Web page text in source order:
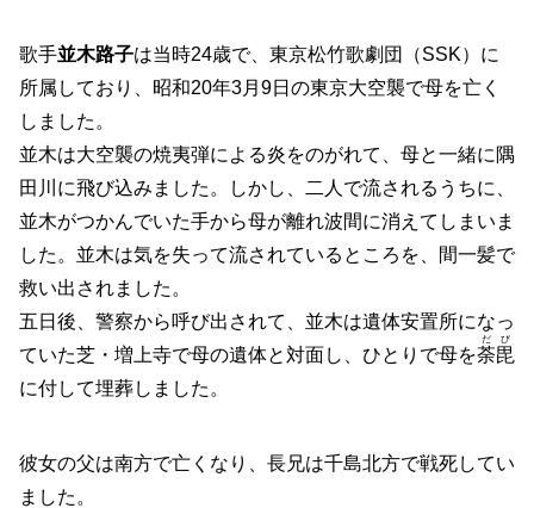
歌手並木路子は当時24歳で、東京松竹歌劇団（SSK）に
所属しており、昭和20年3月9日の東京大空襲で母を亡く
しました。
並木は大空襲の焼夷弾による炎をのがれて、母と一緒に隅
田川に飛び込みました。しかし、二人で流されるうちに、
並木がつかんでいた手から母が離れ波間に消えてしまいま
した。並木は気を失って流されているところを、間一髪で
救い出されました。
五日後、警察から呼び出されて、並木は遺体安置所になっ
ていた芝・増上寺で母の遺体と対面し、ひとりで母を荼毘
だび
に付して埋葬しました。
彼女の父は南方で亡くなり、長兄は千島北方で戦死してい
ました。